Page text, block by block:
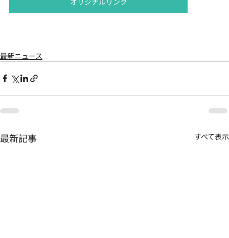
最新ニュース
最新記事 すべて表示